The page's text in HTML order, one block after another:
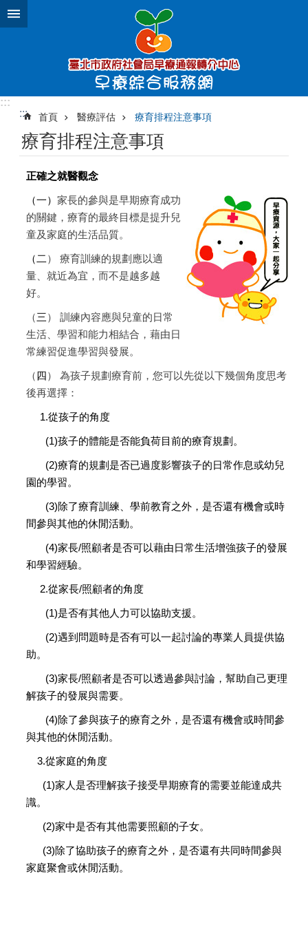
跳到主要內容區塊
:::
:::
首頁 醫療評估 療育排程注意事項
療育排程注意事項
正確之就醫觀念
（一） 家長的參與是早期療育成功
的關鍵，療育的最終目標是提升兒
童及家庭的生活品質。
（二 ）
療育訓練的規劃應以適
量、就近為宜，而不是越多越
好。
（三）
訓練內容應與兒童的日常
生活、學習和能力相結合，藉由日
常練習促進學習與發展。
（四）
為孩子規劃療育前，您可以先從以下幾個角度思考
後再選擇：
1.從孩子的角度
(1)孩子的體能是否能負荷目前的療育規劃。
(2)療育的規劃是否已過度影響孩子的日常作息或幼兒
園的學習。
(3)除了療育訓練、學前教育之外，是否還有機會或時
間參與其他的休閒活動。
(4)家長/照顧者是否可以藉由日常生活增強孩子的發展
和學習經驗。
2.從家長/照顧者的角度
(1)是否有其他人力可以協助支援。
(2)遇到問題時是否有可以一起討論的專業人員提供協
助。
(3)家長/照顧者是否可以透過參與討論，幫助自己更理
解孩子的發展與需要。
(4)除了參與孩子的療育之外，是否還有機會或時間參
與其他的休閒活動。
3.從家庭的角度
(1)家人是否理解孩子接受早期療育的需要並能達成共
識。
(2)家中是否有其他需要照顧的子女。
(3)除了協助孩子的療育之外，是否還有共同時間參與
家庭聚會或休閒活動。